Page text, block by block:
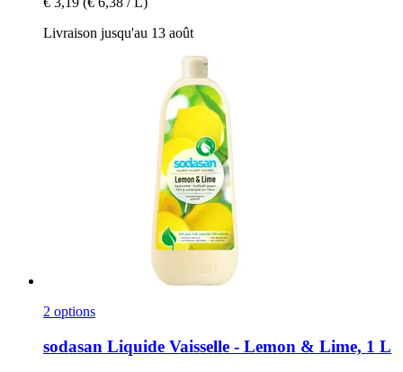
Livraison jusqu'au 13 août
2 options
sodasan Liquide Vaisselle -​ Lemon & Lime, 1 L